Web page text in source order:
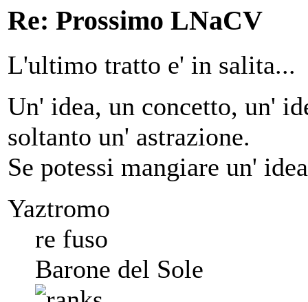
Re: Prossimo LNaCV
L'ultimo tratto e' in salita...
Un' idea, un concetto, un'
soltanto un' astrazione.
Se potessi mangiare un'
Yaztromo
re fuso
Barone del Sole